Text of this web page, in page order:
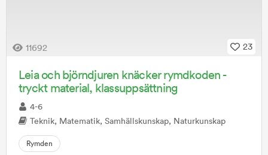
11692 23
Leia och björndjuren knäcker rymdkoden -
tryckt material, klassuppsättning
4-6
Teknik, Matematik, Samhällskunskap, Naturkunskap
Rymden